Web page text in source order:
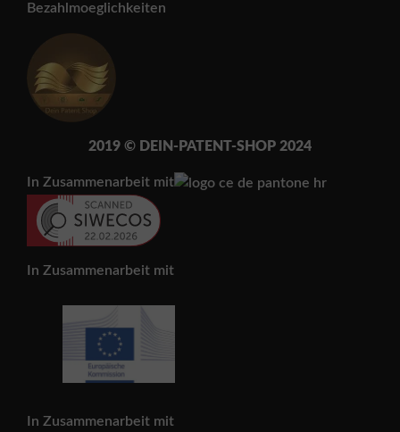
Bezahlmoeglichkeiten
2019 © DEIN-PATENT-SHOP 2024
In Zusammenarbeit mit
In Zusammenarbeit mit
In Zusammenarbeit mit